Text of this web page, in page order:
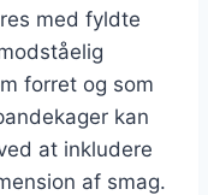
med fyldte
forret og som
kan
at inkludere
af smag.